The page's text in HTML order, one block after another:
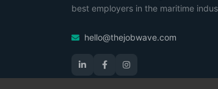
best employers in the maritime
hello@thejobwave.com